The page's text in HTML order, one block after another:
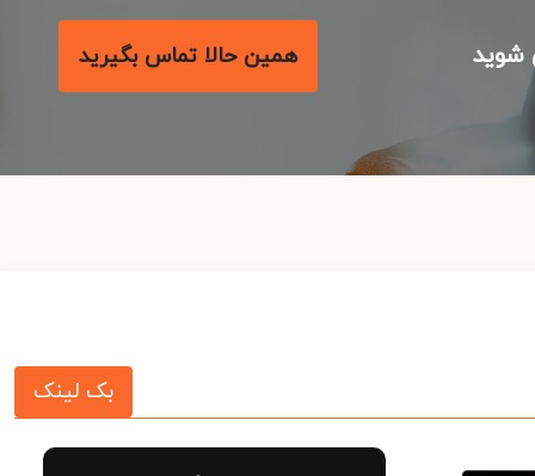
همین حالا تماس بگیرید
بک لینک